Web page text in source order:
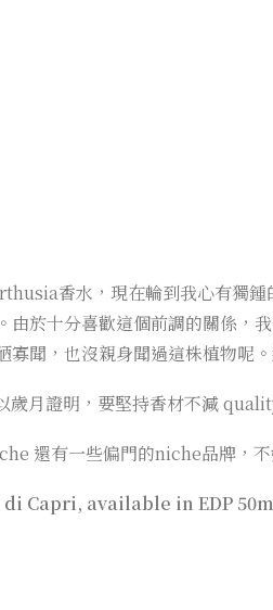
香水，現在輪到我心有獨鍾
由於十分喜歡這個前調的關係
寡聞，也沒親身聞過這株植物呢
月證明，要堅持香材不減
還有一些偏門的niche品牌，
Capri, available in EDP